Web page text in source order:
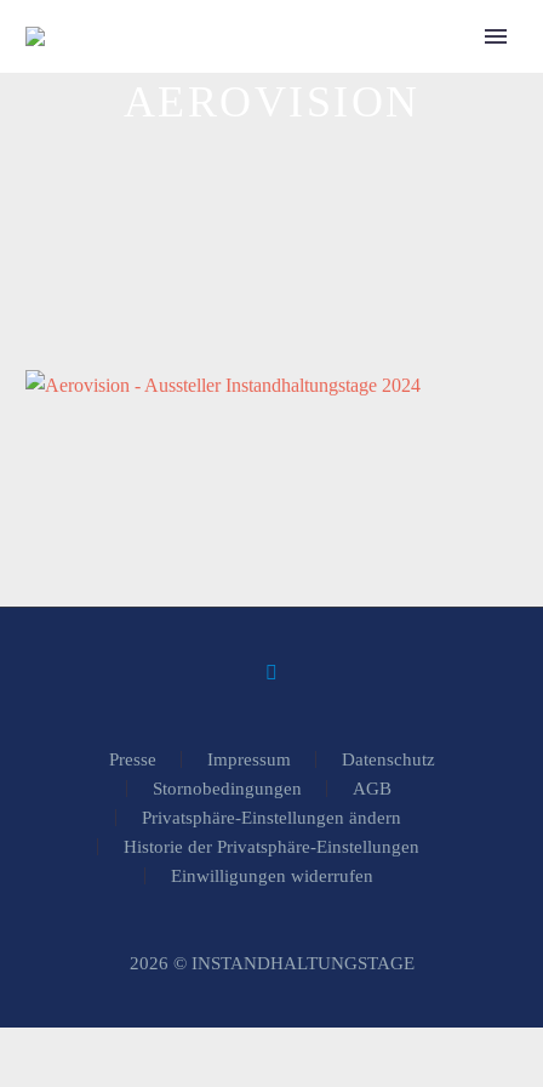
Presse Impressum
Datenschutz
Stornobedingungen
AGB
Privatsphäre-Einstellungen ändern
Historie der Privatsphäre-Einstellungen
Einwilligungen widerrufen
2026 © INSTANDHALTUNGSTAGE